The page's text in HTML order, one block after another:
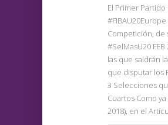
El Primer
Competición, de
#SelMasU20
las que saldrán
que disputar los
3 Selecciones
Cuartos Como
2018), en el